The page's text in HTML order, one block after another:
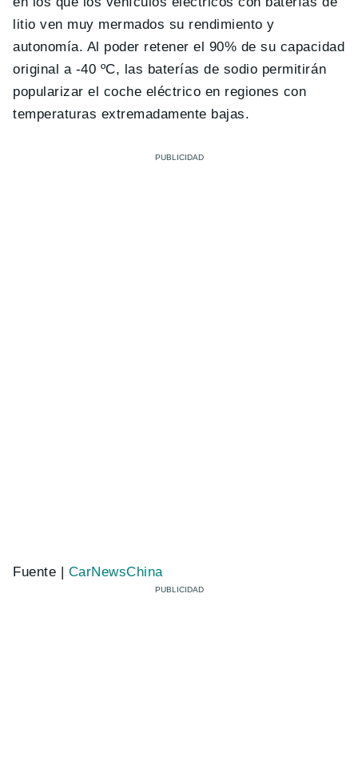
litio ven muy mermados su rendimiento y
autonomía. Al poder retener el 90% de su capacidad
original a -40 ºC, las baterías de sodio permitirán
popularizar el coche eléctrico en regiones con
temperaturas extremadamente bajas.
Fuente | CarNewsChina